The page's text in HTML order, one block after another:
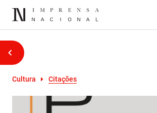
Cultura Citações